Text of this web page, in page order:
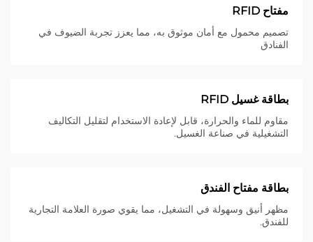
مفتاح RFID
تصميم محمول مع أمان موثوق به، مما يعزز تجربة الضيوف في
الفنادق
بطاقة غسيل RFID
مقاوم للماء والحرارة، قابل لإعادة الاستخدام لتقليل التكاليف
التشغيلية في صناعة الغسيل.
بطاقة مفتاح الفندق
مظهر أنيق وسهولة في التشغيل، مما يقوي صورة العلامة التجارية
للفندق.